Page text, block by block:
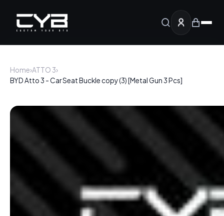
Home›ATTO 3›
BYD Atto 3 - Car Seat Buckle copy (3) [Metal Gun 3 Pcs]